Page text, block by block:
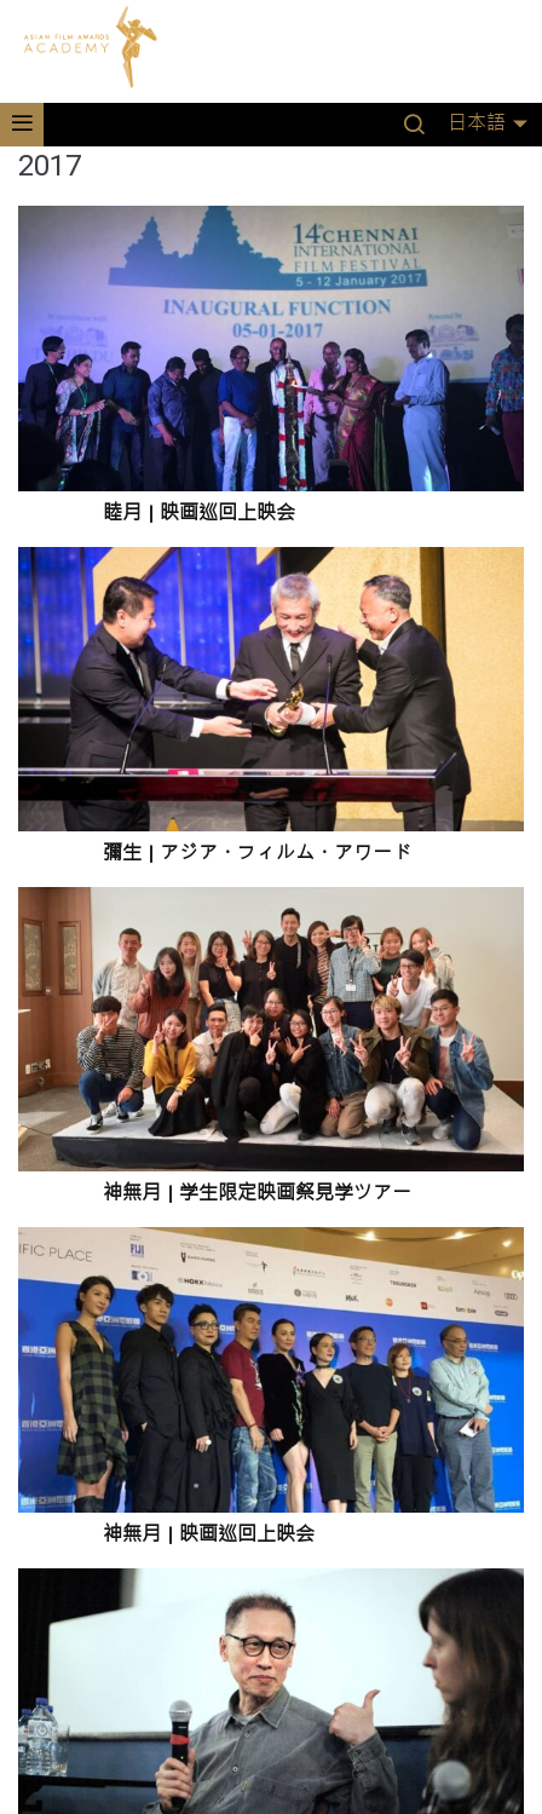
日本語
2017
睦月 映画巡回上映会
彌生 アジア ・ フィルム ・ アワード
神無月 学生限定映画祭見学ツアー
神無月 映画巡回上映会